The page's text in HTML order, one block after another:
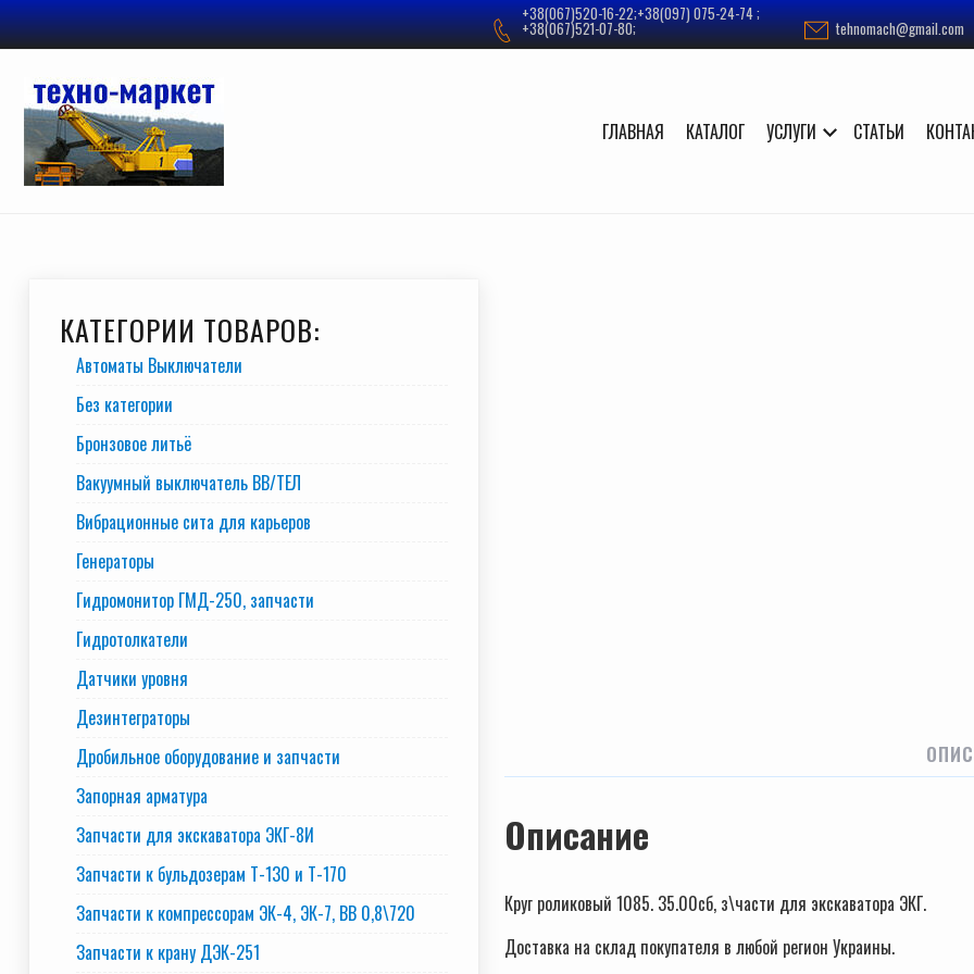
Перейти
к
содержимому
+38(067)520-16-22;+38(097) 075-24-74 ;
+38(067)521-07-80; tehnomach@gmail.com
ГЛАВНАЯ КАТАЛОГ УСЛУГИ СТАТЬИ
Описание
Круг роликовый 1085. 35.00сб, з\части для экскаватора ЭКГ.
Доставка на склад покупателя в любой регион Украины.
КАТЕГОРИИ ТОВАРОВ:
Автоматы Выключатели
Без категории
Бронзовое литьё
Вакуумный выключатель BB/TEЛ
Вибрационные сита для карьеров
Генераторы
Гидромонитор ГМД-250, запчасти
Гидротолкатели
Датчики уровня
Дезинтеграторы
Дробильное оборудование и запчасти
Запорная арматура
Запчасти для экскаватора ЭКГ-8И
Запчасти к бульдозерам Т-130 и Т-170
Запчасти к компрессорам ЭК-4, ЭК-7, ВВ 0,8\720
Запчасти к крану ДЭК-251